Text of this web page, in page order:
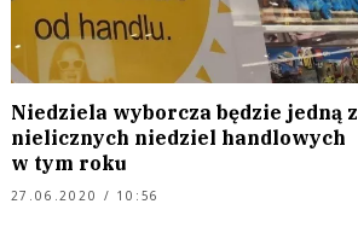
Niedziela wyborcza będzie jedną z
nielicznych niedziel handlowych
w tym roku
27.06.2020 / 10:56